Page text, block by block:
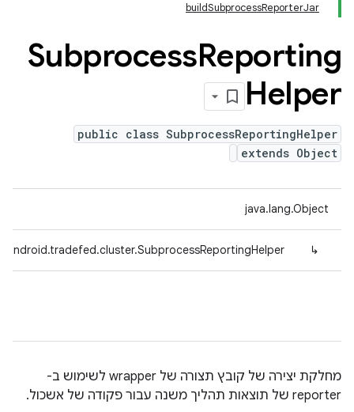
buildSubprocessReporterJar
SubprocessReporting
Helper
public class SubprocessReportingHelper
extends Object
java.lang.Object
↳
מחלקת יצירה של קובץ תצורה של wrapper לשימוש ב-
reporter של תוצאות תהליך משנה עבור פקודה של אשכול.